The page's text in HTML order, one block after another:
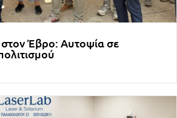
Έβρο: Αυτοψία σε